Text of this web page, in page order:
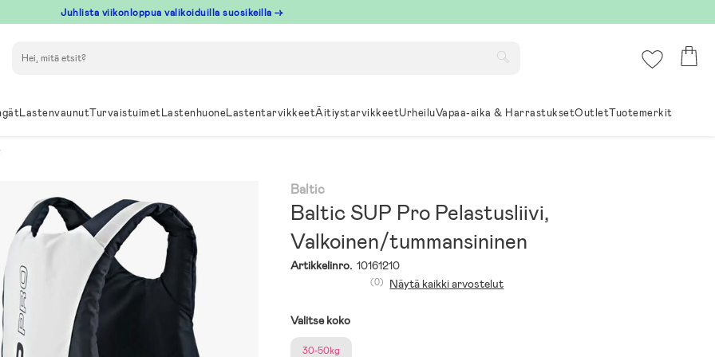
Juhlista viikonloppua valikoiduilla suosikeilla →
LastenvaunutTurvaistuimetLastenhuoneLastentarvikkeetÄitiystarvikkeetUrheiluVapaa-aika & HarrastuksetOutletTuotemerkit
Baltic
Baltic SUP Pro Pelastusliivi,
Valkoinen/tummansininen
Artikkelinro. 10161210
(0) Näytä kaikki arvostelut
Valitse koko
30-50kg